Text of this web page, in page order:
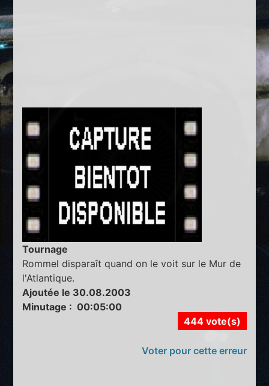
Tournage
Rommel disparaît quand on le voit sur le Mur de
l'Atlantique.
Ajoutée le 30.08.2003
Minutage : 00:05:00
444 vote(s)
Voter pour cette erreur